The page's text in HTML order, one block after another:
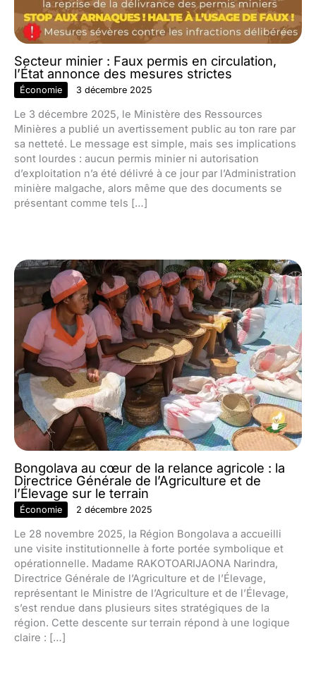
Secteur minier : Faux permis en circulation,
l’État annonce des mesures strictes
Économie 3 décembre 2025
Le 3 décembre 2025, le Ministère des Ressources
Minières a publié un avertissement public au ton rare par
sa netteté. Le message est simple, mais ses implications
sont lourdes : aucun permis minier ni autorisation
d’exploitation n’a été délivré à ce jour par l’Administration
minière malgache, alors même que des documents se
présentant comme tels […]
Bongolava au cœur de la relance agricole : la
Directrice Générale de l’Agriculture et de
l’Élevage sur le terrain
Économie 2 décembre 2025
Le 28 novembre 2025, la Région Bongolava a accueilli
une visite institutionnelle à forte portée symbolique et
opérationnelle. Madame RAKOTOARIJAONA Narindra,
Directrice Générale de l’Agriculture et de l’Élevage,
représentant le Ministre de l’Agriculture et de l’Élevage,
s’est rendue dans plusieurs sites stratégiques de la
région. Cette descente sur terrain répond à une logique
claire : […]